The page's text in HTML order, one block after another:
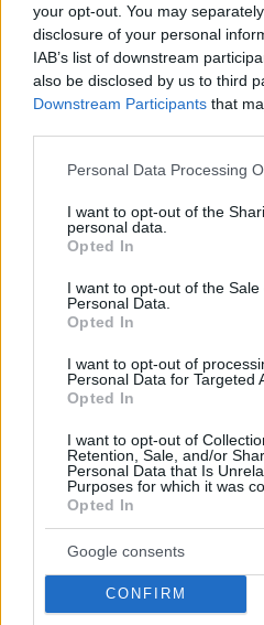
your opt-out. You may
disclosure of your personal
IAB’s list of downstream
also be disclosed by us to third
Downstream Participants that
Please note that this website/
not limited to your visit or usage
grant or deny consent to
use your data for below
consent section.
Personal Data Processing
I want to opt-out of the
personal data.
Opted In
I want to opt-out of the Sale
Personal Data.
Opted In
I want to opt-out of
Personal Data for Targeted
Opted In
I want to opt-out of
Retention, Sale, and/or
Personal Data that Is
Purposes for which it was
Opted In
Google consents
CONFIRM
«Dancing With The Stars»: Η
Φισφής και οι 4 της κριτικής
ξανά την προτίμηση των
16.09.2021, 12:45 1